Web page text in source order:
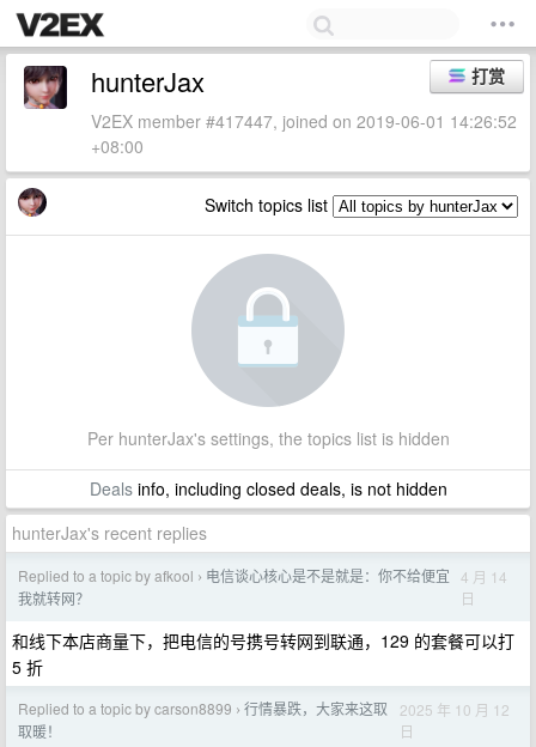
打赏
hunterJax
V2EX member #417447, joined on 2019-06-01 14:26:52
+08:00
Switch topics list
Per hunterJax's settings, the topics list is hidden
Dealsinfo, including closed deals, is not hidden
hunterJax's recent replies
Replied to a topic by afkool › 电信谈心核心是不是就是：你不给便宜
我就转网？
4 月 14
日
和线下本店商量下，把电信的号携号转网到联通，129 的套餐可以打
5 折
Replied to a topic by carson8899 › 行情暴跌，大家来这取
取暖！
2025 年 10 月 12
日